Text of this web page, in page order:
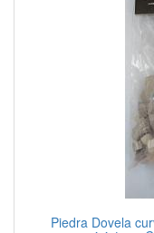
Piedra Dovela